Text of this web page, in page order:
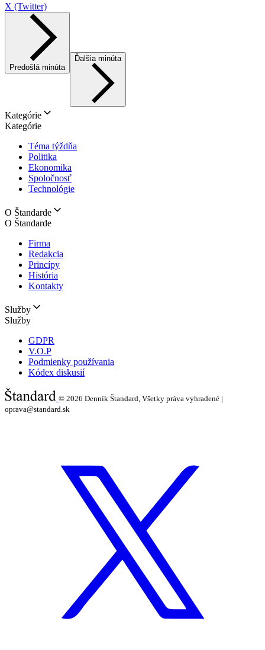
X (Twitter)
Predošlá minúta
Ďalšia minúta
Kategórie
Kategórie
Téma týždňa
Politika
Ekonomika
Spoločnosť
Technológie
O Štandarde
O Štandarde
Firma
Redakcia
Princípy
História
Kontakty
Služby
Služby
GDPR
V.O.P
Podmienky používania
Kódex diskusií
© 2026 Denník Štandard, Všetky práva vyhradené |
oprava@standard.sk